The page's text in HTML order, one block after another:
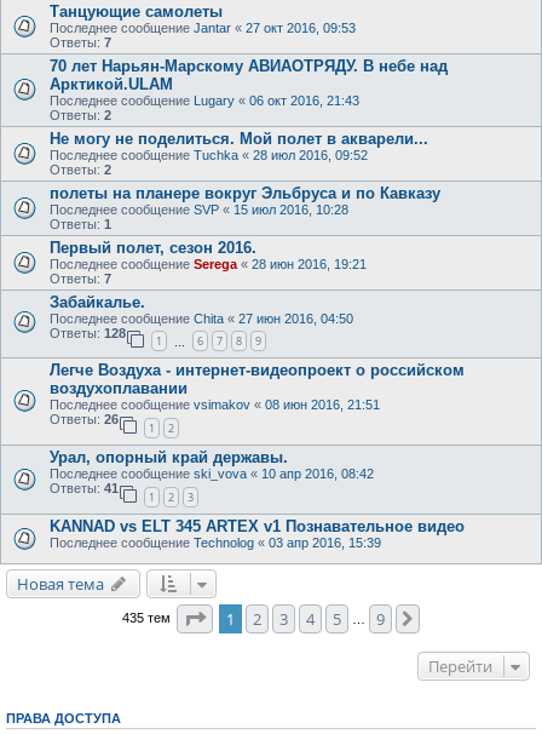
Танцующие самолеты
Последнее сообщение Jantar « 27 окт 2016, 09:53
Ответы: 7
70 лет Нарьян-Марскому АВИАОТРЯДУ. В небе над
Арктикой.ULAM
Последнее сообщение Lugary « 06 окт 2016, 21:43
Ответы: 2
Не могу не поделиться. Мой полет в акварели...
Последнее сообщение Tuchka « 28 июл 2016, 09:52
Ответы: 2
полеты на планере вокруг Эльбруса и по Кавказу
Последнее сообщение SVP « 15 июл 2016, 10:28
Ответы: 1
Первый полет, сезон 2016.
Последнее сообщение Serega « 28 июн 2016, 19:21
Ответы: 7
Забайкалье.
Последнее сообщение Chita « 27 июн 2016, 04:50
Ответы: 128
1 6 7 8 9
Легче Воздуха - интернет-видеопроект о российском
воздухоплавании
Последнее сообщение vsimakov « 08 июн 2016, 21:51
Ответы: 26
1 2
Урал, опорный край державы.
Последнее сообщение ski_vova « 10 апр 2016, 08:42
Ответы: 41
1 2 3
KANNAD vs ELT 345 ARTEX v1 Познавательное видео
Последнее сообщение Technolog « 03 апр 2016, 15:39
Новая тема
435 тем Страница1 из
1 2 3 4 5 9
Перейти
ПРАВА ДОСТУПА